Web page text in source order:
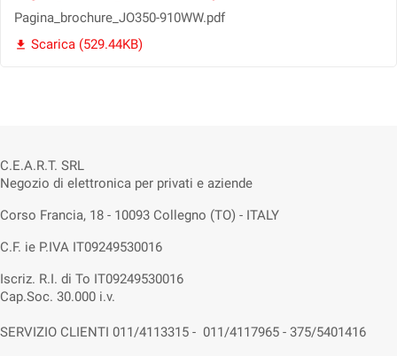
Pagina_brochure_JO350-910WW.pdf
 Scarica (529.44KB)
C.E.A.R.T. SRL
Negozio di elettronica per privati e aziende
Corso Francia, 18 - 10093 Collegno (TO) - ITALY
C.F. ie P.IVA IT09249530016
Iscriz. R.I. di To IT09249530016
Cap.Soc. 30.000 i.v.
SERVIZIO CLIENTI 011/4113315 - 011/4117965 - 375/5401416